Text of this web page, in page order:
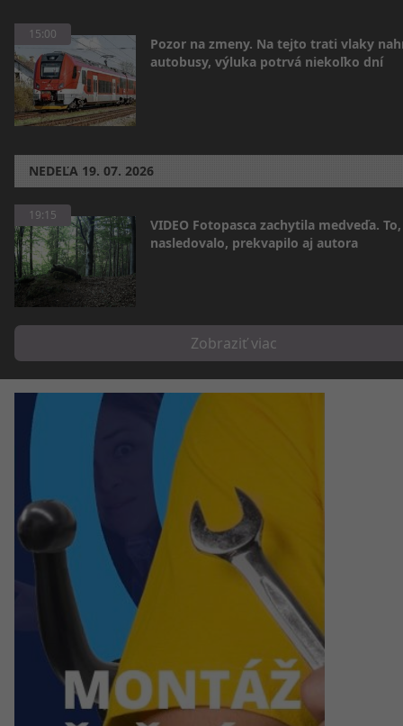
15:00
Pozor na zmeny. Na tejto trati vlaky
autobusy, výluka potrvá niekoľko dní
NEDEĽA 19. 07. 2026
19:15
VIDEO Fotopasca zachytila medveďa.
nasledovalo, prekvapilo aj autora
Zobraziť viac